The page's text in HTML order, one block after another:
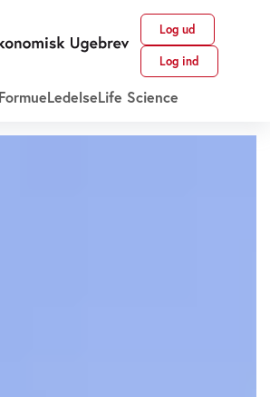
Log ud
Log ind
FormueLedelseLife Science